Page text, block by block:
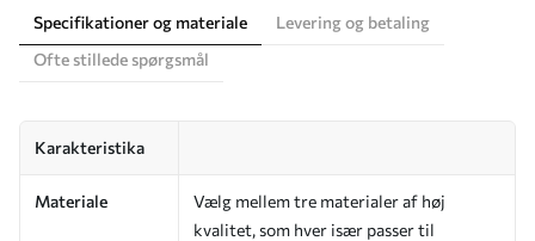
Specifikationer og materiale
Levering og betaling
Ofte stillede spørgsmål
Karakteristika
Materiale
Vælg mellem tre materialer af høj
kvalitet, som hver især passer til